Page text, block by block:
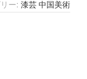
ー 漆芸 中国美術